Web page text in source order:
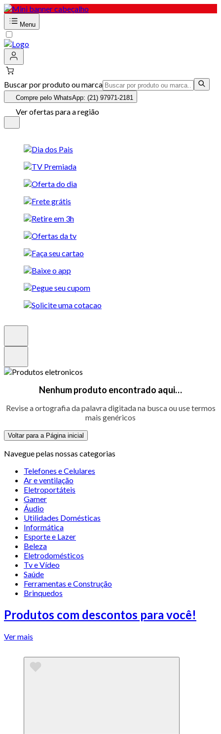
Menu
Buscar por produto ou marca
Compre pelo WhatsApp: (21) 97971-2181
Ver ofertas para a região
Nenhum produto encontrado aqui…
Revise a ortografia da palavra digitada na busca ou use termos
mais genéricos
Voltar para a Página inicial
Navegue pelas nossas categorias
Telefones e Celulares
Ar e ventilação
Eletroportáteis
Gamer
Áudio
Utilidades Domésticas
Informática
Esporte e Lazer
Beleza
Eletrodomésticos
Tv e Vídeo
Saúde
Ferramentas e Construção
Brinquedos
Produtos com descontos para você!
Ver mais